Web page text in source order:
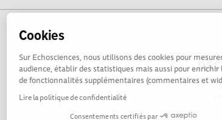
Cookies
Sur Echosciences, nous utilisons des cookies pour
audience, établir des statistiques mais aussi pour
de fonctionnalités supplémentaires (commentaires et
Lire la politique de confidentialité
Consentements certifiés par